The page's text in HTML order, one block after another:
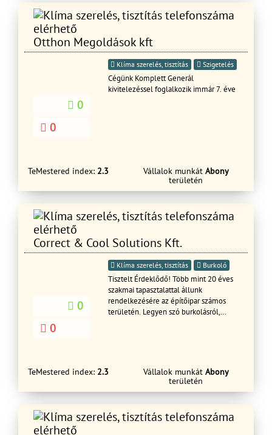
Otthon Megoldások kft
0
0
Klíma szerelés, tisztítás Szigetelés
Cégünk Komplett Generál
kivitelezéssel foglalkozik immár 7. éve
TeMestered index: 2.3 Vállalok munkát Abony
területén
Correct & Cool Solutions Kft.
0
0
Klíma szerelés, tisztítás Burkoló
Tisztelt Érdeklődő! Több mint 20 éves
szakmai tapasztalattal állunk
rendelkezésére az építőipar számos
területén. Legyen szó burkolásról,
rendelkezésre!
TeMestered index: 2.3 Vállalok munkát Abony
területén